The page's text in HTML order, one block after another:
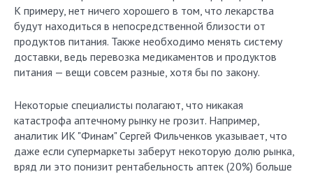
К примеру, нет ничего хорошего в том, что лекарства
будут находиться в непосредственной близости от
продуктов питания. Также необходимо менять систему
доставки, ведь перевозка медикаментов и продуктов
питания — вещи совсем разные, хотя бы по закону.
Некоторые специалисты полагают, что никакая
катастрофа аптечному рынку не грозит. Например,
аналитик ИК "Финам" Сергей Фильченков указывает, что
даже если супермаркеты заберут некоторую долю рынка,
вряд ли это понизит рентабельность аптек (20%) больше